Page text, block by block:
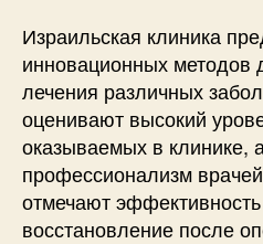
Израильская клиника
инновационных методов
лечения различных
оценивают высокий
оказываемых в клинике,
профессионализм
отмечают
восстановление после